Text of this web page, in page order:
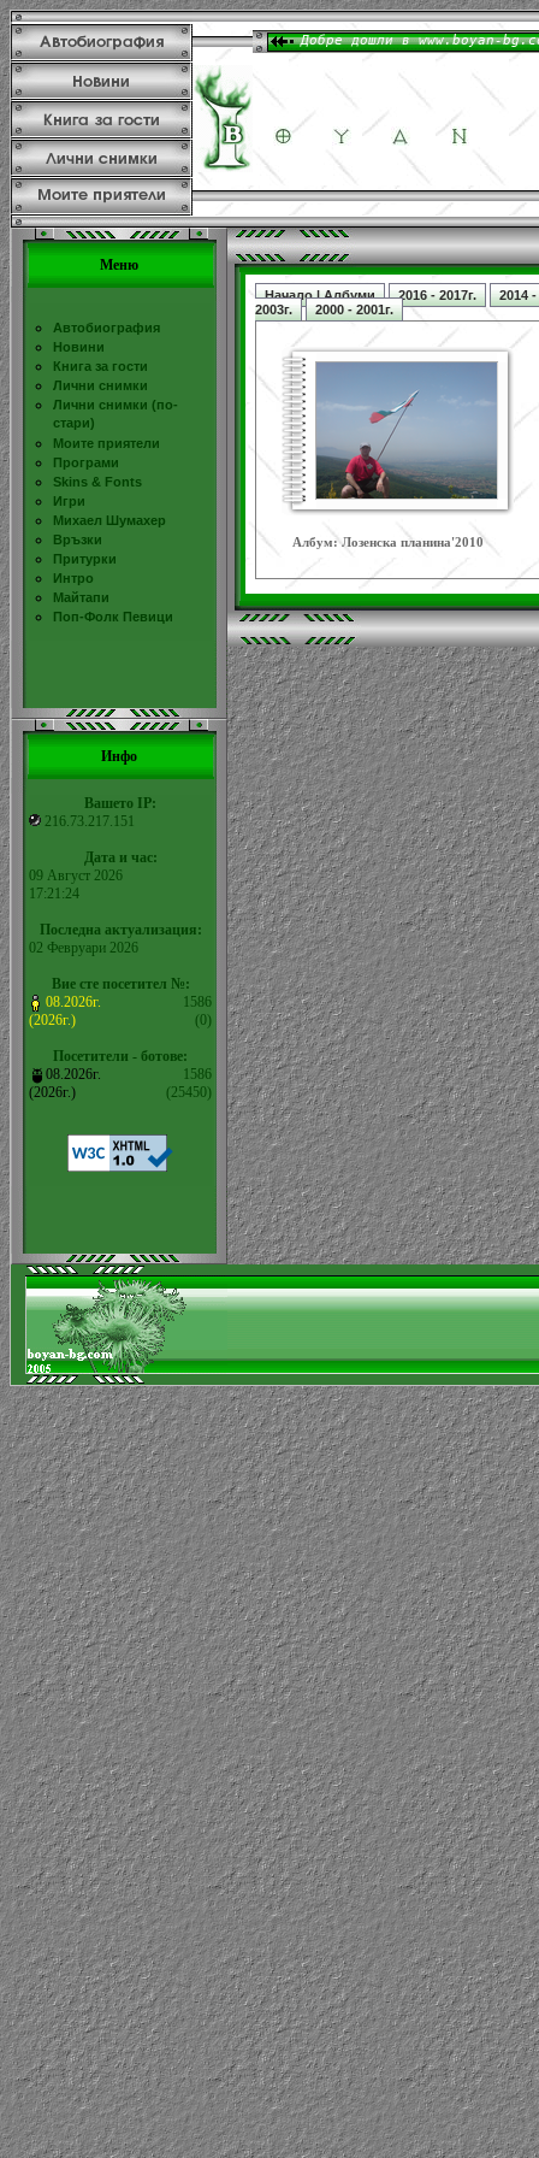
Меню
Автобиография
Новини
Книга за гости
Лични снимки
Лични снимки (по-
стари)
Моите приятели
Програми
Skins & Fonts
Игри
Михаел Шумахер
Връзки
Притурки
Интро
Майтапи
Поп-Фолк Певици
Инфо
Вашето IP:
216.73.217.151
Дата и час:
09 Август 2026
17:21:24
Последна актуализация:
02 Февруари 2026
Вие сте посетител №:
08.2026г.
1586
(2026г.)
(0)
Посетители - ботове:
08.2026г.
1586
(2026г.)
(25450)
Начало | Албуми 2016 - 2017г.
2014 -
2003г.
2000 - 2001г.
Албум: Лозенска планина'2010